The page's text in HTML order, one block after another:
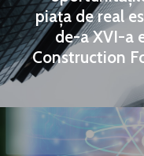
piața de real
de-a XVI-a
Construction